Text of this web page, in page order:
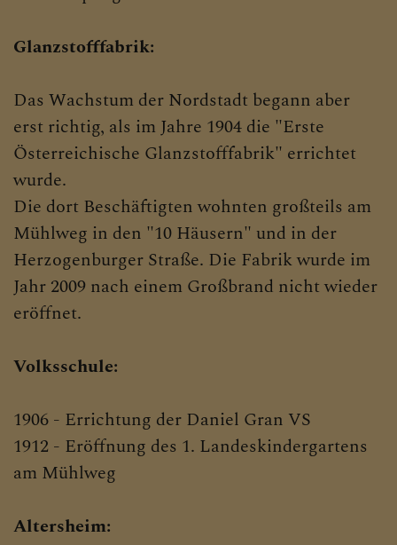
Glanzstofffabrik:
Das Wachstum der Nordstadt begann aber
erst richtig, als im Jahre 1904 die "Erste
Österreichische Glanzstofffabrik" errichtet
wurde.
Die dort Beschäftigten wohnten großteils am
Mühlweg in den "10 Häusern" und in der
Herzogenburger Straße. Die Fabrik wurde im
Jahr 2009 nach einem Großbrand nicht wieder
eröffnet.
Volksschule:
1906 - Errichtung der Daniel Gran VS
1912 - Eröffnung des 1. Landeskindergartens
am Mühlweg
Altersheim: